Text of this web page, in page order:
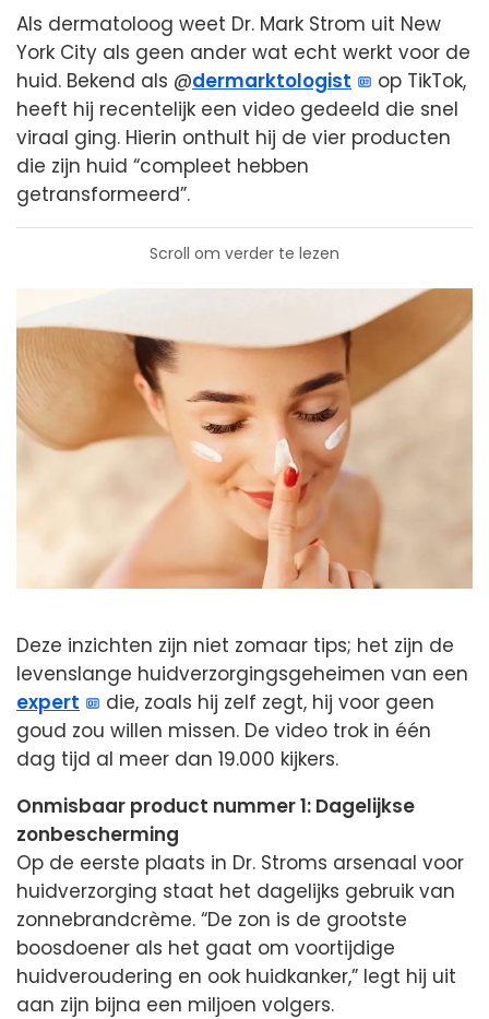
Als dermatoloog weet Dr. Mark Strom uit New
York City als geen ander wat echt werkt voor de
huid. Bekend als @dermarktologist
op TikTok,
heeft hij recentelijk een video gedeeld die snel
viraal ging. Hierin onthult hij de vier producten
die zijn huid “compleet hebben
getransformeerd”.
Scroll om verder te lezen
Deze inzichten zijn niet zomaar tips; het zijn de
levenslange huidverzorgingsgeheimen van een
expert
die, zoals hij zelf zegt, hij voor geen
goud zou willen missen. De video trok in één
dag tijd al meer dan 19.000 kijkers.
Onmisbaar product nummer 1: Dagelijkse
zonbescherming
Op de eerste plaats in Dr. Stroms arsenaal voor
huidverzorging staat het dagelijks gebruik van
zonnebrandcrème. “De zon is de grootste
boosdoener als het gaat om voortijdige
huidveroudering en ook huidkanker,” legt hij uit
aan zijn bijna een miljoen volgers.